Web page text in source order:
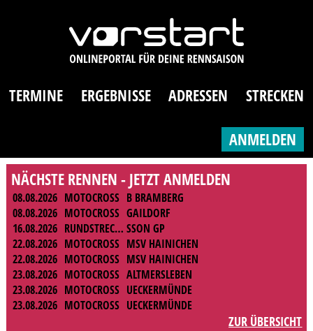
TERMINE ERGEBNISSE ADRESSEN STRECKEN
ANMELDEN
NÄCHSTE RENNEN - JETZT ANMELDEN
08.08.2026 MOTOCROSS B BRAMBERG
08.08.2026 MOTOCROSS GAILDORF
16.08.2026
RUNDSTRECKE SSON GP
22.08.2026 MOTOCROSS MSV HAINICHEN
22.08.2026 MOTOCROSS MSV HAINICHEN
23.08.2026 MOTOCROSS ALTMERSLEBEN
23.08.2026 MOTOCROSS UECKERMÜNDE
23.08.2026 MOTOCROSS UECKERMÜNDE
ZUR ÜBERSICHT